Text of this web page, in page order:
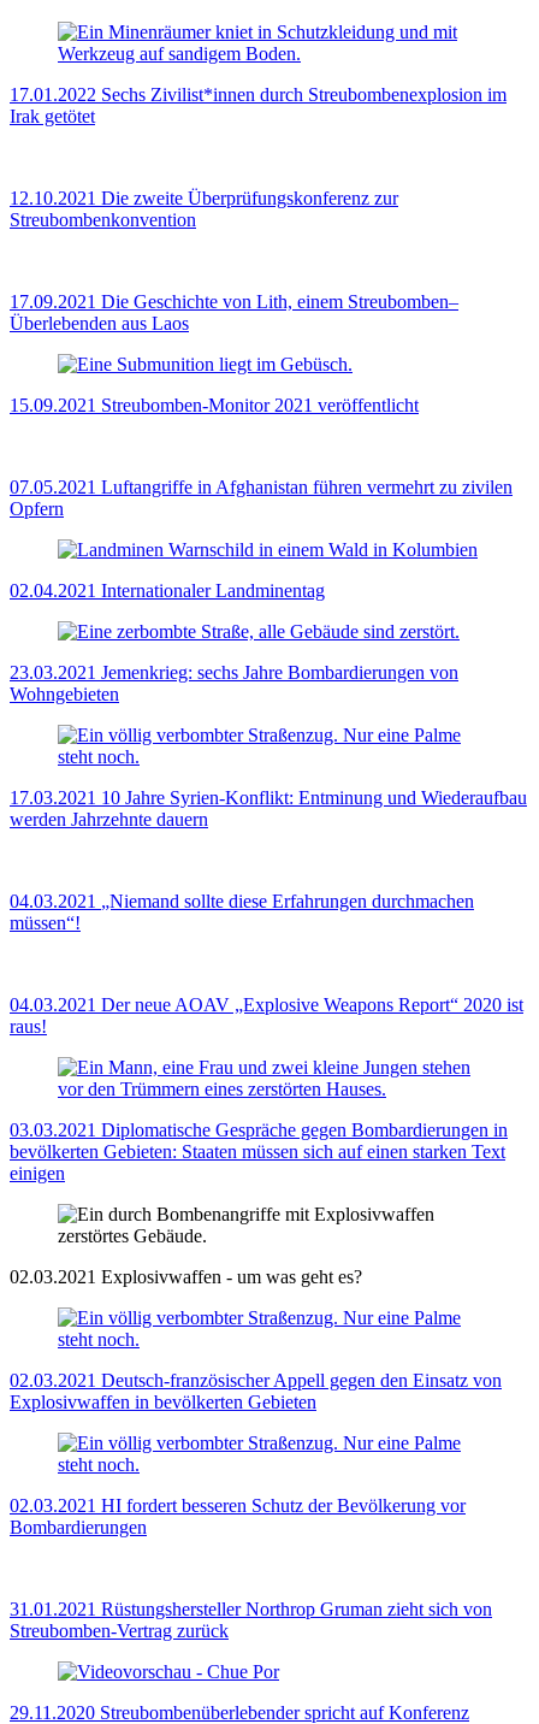
17.01.2022 Sechs Zivilist*innen durch Streubombenexplosion im
Irak getötet
12.10.2021 Die zweite Überprüfungskonferenz zur
Streubombenkonvention
17.09.2021 Die Geschichte von Lith, einem Streubomben–
Überlebenden aus Laos
15.09.2021 Streubomben-Monitor 2021 veröffentlicht
07.05.2021 Luftangriffe in Afghanistan führen vermehrt zu zivilen
Opfern
02.04.2021 Internationaler Landminentag
23.03.2021 Jemenkrieg: sechs Jahre Bombardierungen von
Wohngebieten
17.03.2021 10 Jahre Syrien-Konflikt: Entminung und Wiederaufbau
werden Jahrzehnte dauern
04.03.2021 „Niemand sollte diese Erfahrungen durchmachen
müssen“!
04.03.2021 Der neue AOAV „Explosive Weapons Report“ 2020 ist
raus!
03.03.2021 Diplomatische Gespräche gegen Bombardierungen in
bevölkerten Gebieten: Staaten müssen sich auf einen starken Text
einigen
02.03.2021 Explosivwaffen - um was geht es?
02.03.2021 Deutsch-französischer Appell gegen den Einsatz von
Explosivwaffen in bevölkerten Gebieten
02.03.2021 HI fordert besseren Schutz der Bevölkerung vor
Bombardierungen
31.01.2021 Rüstungshersteller Northrop Gruman zieht sich von
Streubomben-Vertrag zurück
29.11.2020 Streubombenüberlebender spricht auf Konferenz